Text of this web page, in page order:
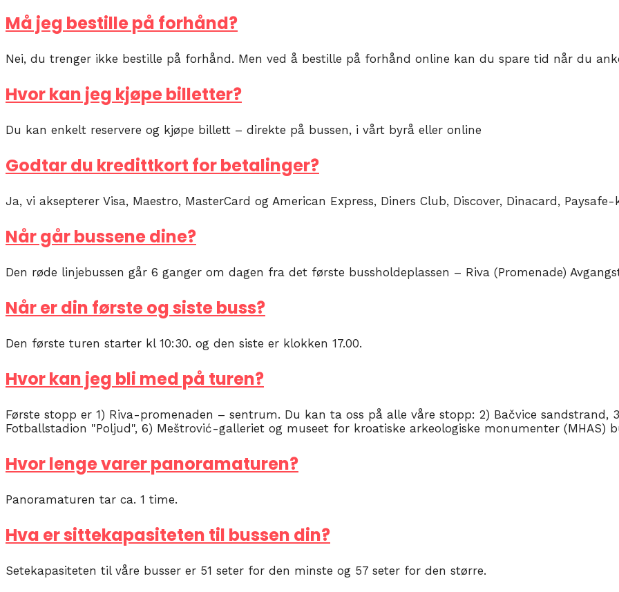
Må jeg bestille på forhånd?
Nei, du trenger ikke bestille på forhånd. Men ved å bestille på forhånd online kan du spare tid når du
Hvor kan jeg kjøpe billetter?
Du kan enkelt reservere og kjøpe billett – direkte på bussen, i vårt byrå eller online
Godtar du kredittkort for betalinger?
Ja, vi aksepterer Visa, Maestro, MasterCard og American Express, Diners Club, Discover, Dinacard, Paysafe-
Når går bussene dine?
Den røde linjebussen går 6 ganger om dagen fra det første bussholdeplassen – Riva (Promenade)
Når er din første og siste buss?
Den første turen starter kl 10:30. og den siste er klokken 17.00.
Hvor kan jeg bli med på turen?
Første stopp er 1) Riva-promenaden – sentrum. Du kan ta oss på alle våre stopp: 2) Bačvice sandstrand,
Fotballstadion "Poljud", 6) Meštrović-galleriet og museet for kroatiske arkeologiske monumenter (MHAS)
Hvor lenge varer panoramaturen?
Panoramaturen tar ca. 1 time.
Hva er sittekapasiteten til bussen din?
Setekapasiteten til våre busser er 51 seter for den minste og 57 seter for den større.